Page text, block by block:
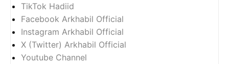
TikTok Hadiid
Facebook Arkhabil Official
Instagram Arkhabil Official
X (Twitter) Arkhabil Official
Youtube Channel